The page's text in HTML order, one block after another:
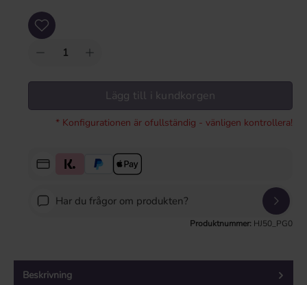
Produktkvantitet: Ange önskat värde eller använd knapparna för att öka eller
Lägg till i kundkorgen
* Konfigurationen är ofullständig - vänligen kontrollera!
Har du frågor om produkten?
Produktnummer: HJ50_PG0
Beskrivning